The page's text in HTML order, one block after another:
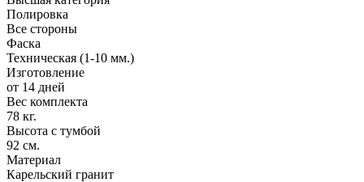
Полировка
Все стороны
Фаска
Техническая (1-10 мм.)
Изготовление
от 14 дней
Вес комплекта
78 кг.
Высота с тумбой
92 см.
Материал
Карельский гранит